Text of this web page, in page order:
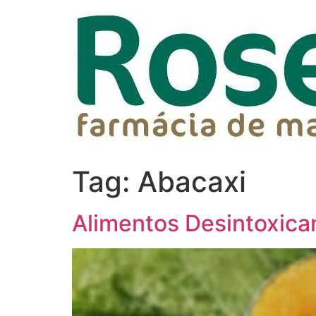
Tag: Abacaxi
Alimentos